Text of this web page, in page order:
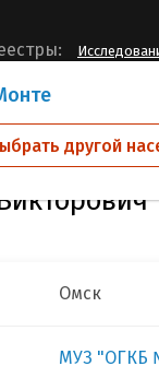
другой
Николай
Омск
МУЗ "ОГКБ